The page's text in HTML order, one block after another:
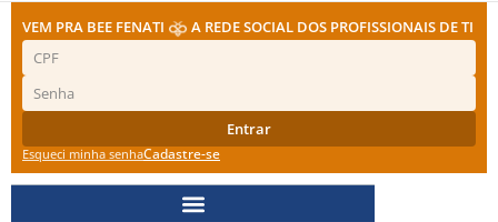
VEM PRA BEE FENATI A REDE SOCIAL DOS PROFISSIONAIS DE TI
Entrar
Esqueci minha senhaCadastre-se